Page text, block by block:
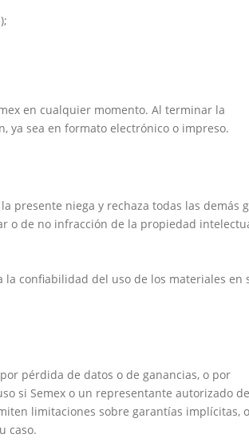
en cualquier momento. Al terminar la
ya sea en formato electrónico o impreso.
presente niega y rechaza todas las demás
o de no infracción de la propiedad
la confiabilidad del uso de los materiales en
pérdida de datos o de ganancias, o por
si Semex o un representante autorizado
limitaciones sobre garantías implícitas, o
caso.